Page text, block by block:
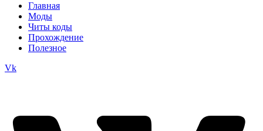
Главная
Моды
Читы коды
Прохождение
Полезное
Vk